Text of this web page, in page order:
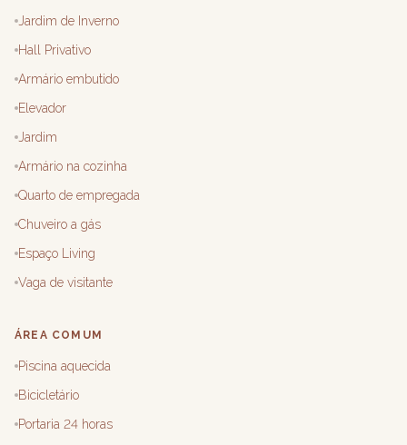
Jardim de Inverno
Hall Privativo
Armário embutido
Elevador
Jardim
Armário na cozinha
Quarto de empregada
Chuveiro a gás
Espaço Living
Vaga de visitante
ÁREA COMUM
Piscina aquecida
Bicicletário
Portaria 24 horas